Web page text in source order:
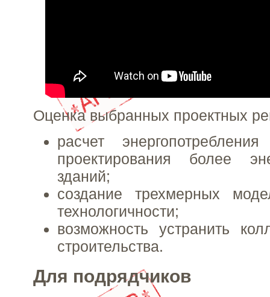
Оценка выбранных проектных
расчет
проектирования более
зданий;
создание трехмерных
технологичности;
возможность устранить
строительства.
Для подрядчиков